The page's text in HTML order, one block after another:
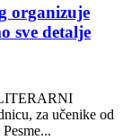
organizuje
sve detalje
za učenike od